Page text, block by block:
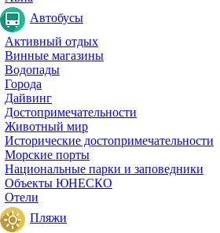
Автобусы
Активный отдых
Винные магазины
Водопады
Города
Дайвинг
Достопримечательности
Животный мир
Исторические достопримечательности
Морские порты
Национальные парки и заповедники
Объекты ЮНЕСКО
Отели
Пляжи